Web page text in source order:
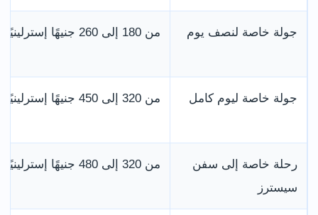
جولة خاصة لنصف يوم من 180 إلى 260 جنيهًا إسترلينيًا
جولة خاصة ليوم كامل من 320 إلى 450 جنيهًا إسترلينيًا
رحلة خاصة إلى سفن
سيسترز
من 320 إلى 480 جنيهًا إسترلينيًا